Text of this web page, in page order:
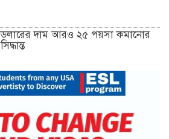
ডলারের দাম আরও ২৫ পয়সা কমানোর
সিদ্ধান্ত
১৮ ডিসেম্বর থেকে আন্দোলনে নতুন মাত্রা